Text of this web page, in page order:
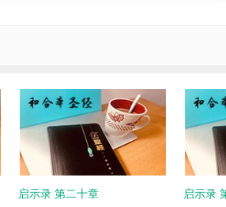
启示录 第二十章 启示录